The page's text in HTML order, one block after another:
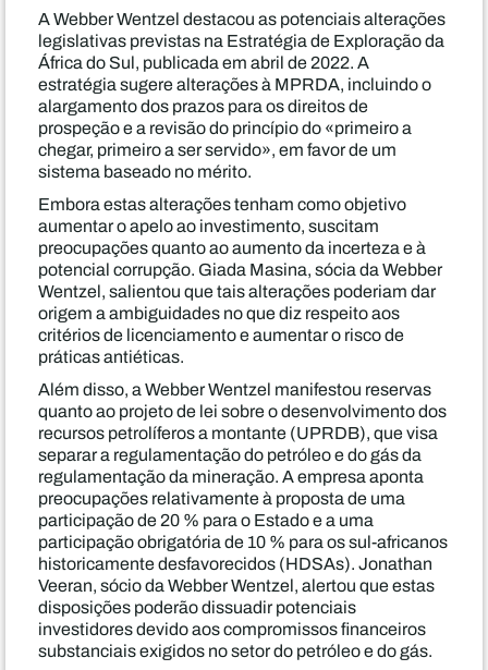
A Webber Wentzel destacou as potenciais alterações
legislativas previstas na Estratégia de Exploração da
África do Sul, publicada em abril de 2022. A
estratégia sugere alterações à MPRDA, incluindo o
alargamento dos prazos para os direitos de
prospeção e a revisão do princípio do «primeiro a
chegar, primeiro a ser servido», em favor de um
sistema baseado no mérito.
Embora estas alterações tenham como objetivo
aumentar o apelo ao investimento, suscitam
preocupações quanto ao aumento da incerteza e à
potencial corrupção. Giada Masina, sócia da Webber
Wentzel, salientou que tais alterações poderiam dar
origem a ambiguidades no que diz respeito aos
critérios de licenciamento e aumentar o risco de
práticas antiéticas.
Além disso, a Webber Wentzel manifestou reservas
quanto ao projeto de lei sobre o desenvolvimento dos
recursos petrolíferos a montante (UPRDB), que visa
separar a regulamentação do petróleo e do gás da
regulamentação da mineração. A empresa aponta
preocupações relativamente à proposta de uma
participação de 20 % para o Estado e a uma
participação obrigatória de 10 % para os sul-africanos
historicamente desfavorecidos (HDSAs). Jonathan
Veeran, sócio da Webber Wentzel, alertou que estas
disposições poderão dissuadir potenciais
investidores devido aos compromissos financeiros
substanciais exigidos no setor do petróleo e do gás.